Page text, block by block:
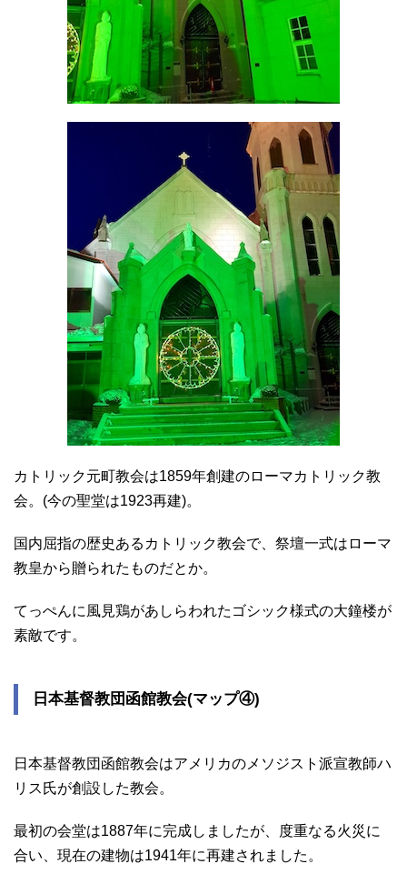
カトリック元町教会は1859年創建のローマカトリック教
会。(今の聖堂は1923再建)。
国内屈指の歴史あるカトリック教会で、祭壇一式はローマ
教皇から贈られたものだとか。
てっぺんに風見鶏があしらわれたゴシック様式の大鐘楼が
素敵です。
日本基督教団函館教会(マップ④)
日本基督教団函館教会はアメリカのメソジスト派宣教師ハ
リス氏が創設した教会。
最初の会堂は1887年に完成しましたが、度重なる火災に
合い、現在の建物は1941年に再建されました。